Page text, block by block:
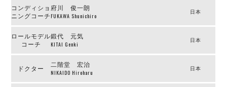
ペスカドーラ町田
ボアルース長野
シュライカー大阪
コンディショ
ニングコーチ
府川 俊一朗
FUKAWA Shunichiro
日本
ロールモデル
コーチ
鍛代 元気
KITAI Genki
日本
ドクター 二階堂 宏治
NIKAIDO Hiroharu
日本